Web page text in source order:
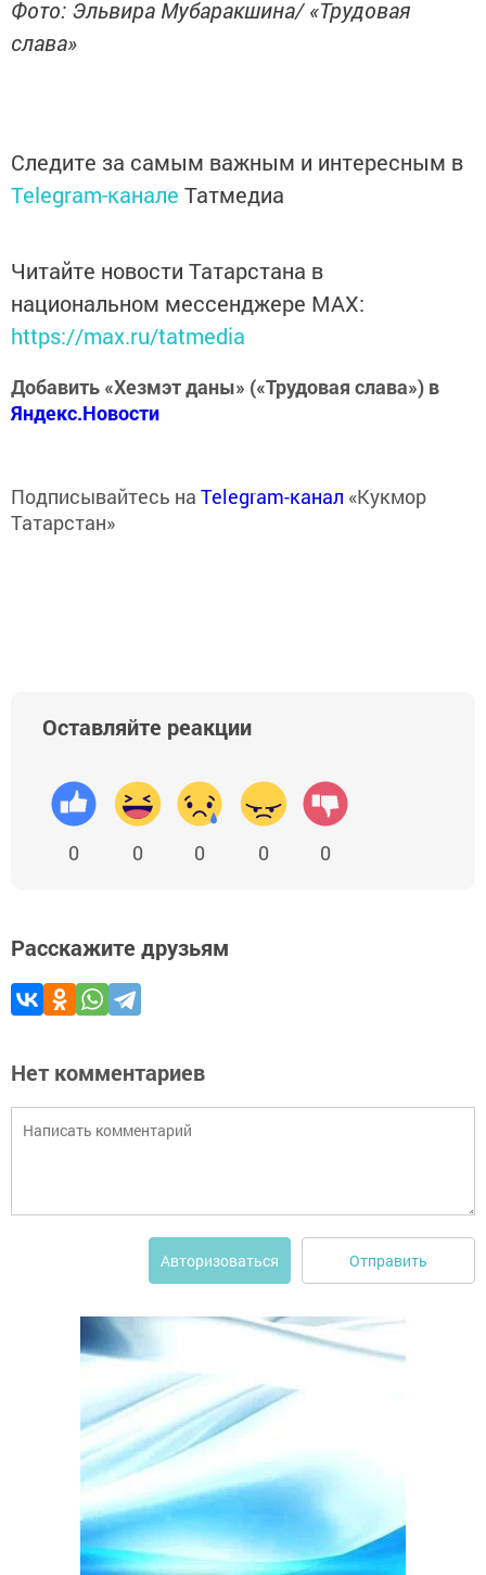
Фото: Эльвира Мубаракшина/ «Трудовая
слава»
Следите за самым важным и интересным в
Telegram-канале Татмедиа
Читайте новости Татарстана в
национальном мессенджере MАХ:
https://max.ru/tatmedia
Добавить «Хезмэт даны» («Трудовая слава») в
Яндекс.Новости
Подписывайтесь на Telegram-канал «Кукмор
Татарстан»
Оставляйте реакции
0 0 0 0 0
Расскажите друзьям
Нет комментариев
Авторизоваться Отправить